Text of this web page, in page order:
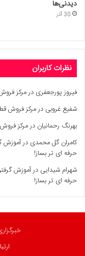
دیدنی‌ها
30 آذر
نظرات کاربران
فیروز پورجعفری درمرکز
شفیع غروبی درمرکز فروش
بهرنگ رحمانیان درمرکز
کامران گل محمدی درآموزش
حرفه ای تر بساز!
شهرام شیدایی درآموزش
حرفه ای تر بساز!